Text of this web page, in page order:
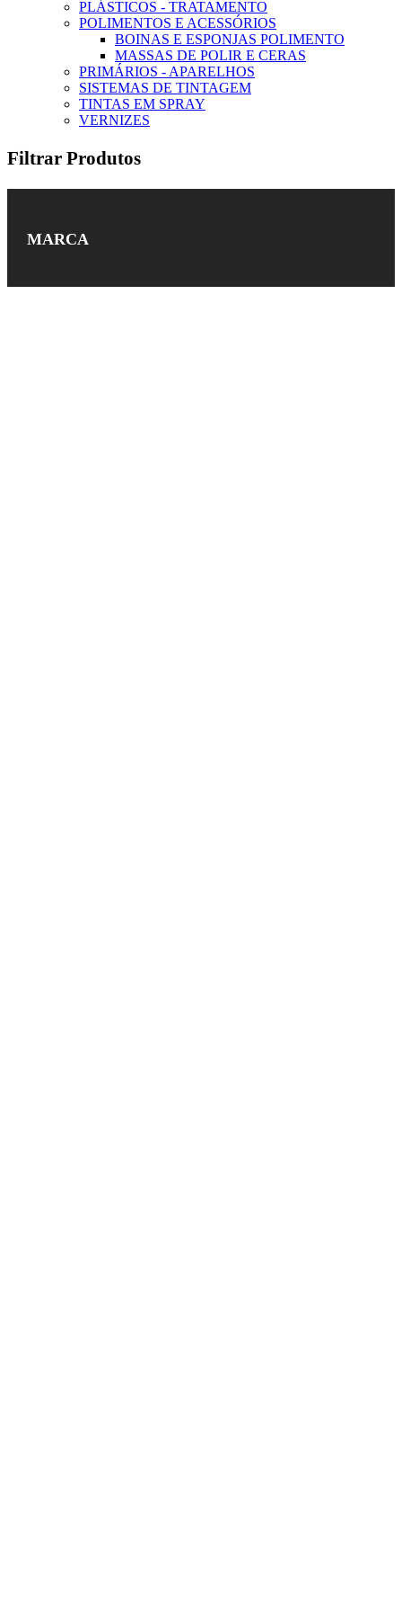
PLÁSTICOS - TRATAMENTO
POLIMENTOS E ACESSÓRIOS
BOINAS E ESPONJAS POLIMENTO
MASSAS DE POLIR E CERAS
PRIMÁRIOS - APARELHOS
SISTEMAS DE TINTAGEM
TINTAS EM SPRAY
VERNIZES
Filtrar Produtos
MARCA